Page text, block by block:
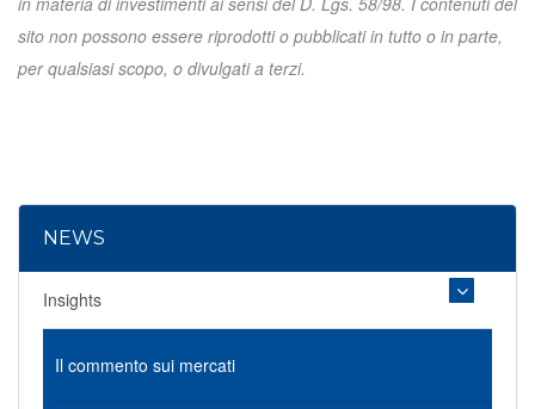
sito non possono essere riprodotti o pubblicati in tutto o in parte,
per qualsiasi scopo, o divulgati a terzi.
NEWS
Insights
Il commento sui mercati